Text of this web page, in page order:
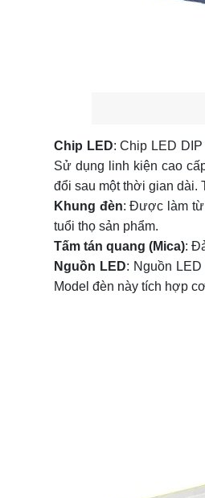
Chip LED: Chip LED
Sử dụng linh kiện cao
đổi sau một thời gian dài.
Khung đèn: Được làm từ
tuổi thọ sản phẩm.
Tấm tán quang (Mica):
Nguồn LED: Nguồn
Model đèn này tích hợp